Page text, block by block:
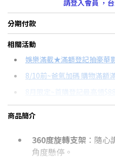
請登入會員 ，
分期付款
＊實際可分期數、適用利率，請
信用卡分期
分期數
12期
每期
相關活動
娛樂滿載★滿額登記抽豪華
8/10前~爸氣加碼 購物滿額
8月限定~首購登記最高領
台灣大哥大Open Possible
商品簡介
360度旋轉支架 ：隨
角度懸停。